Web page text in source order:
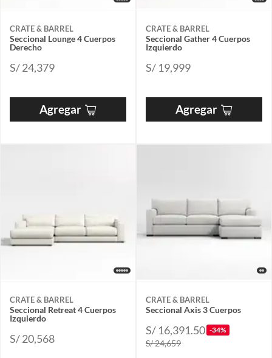
CRATE & BARREL
Seccional Lounge 4 Cuerpos
Derecho
S/ 24,379
Agregar
CRATE & BARREL
Seccional Gather 4 Cuerpos
Izquierdo
S/ 19,999
Agregar
CRATE & BARREL
Seccional Retreat 4 Cuerpos
Izquierdo
S/ 20,568
CRATE & BARREL
Seccional Axis 3 Cuerpos
S/ 16,391.50 -34%
S/ 24,659